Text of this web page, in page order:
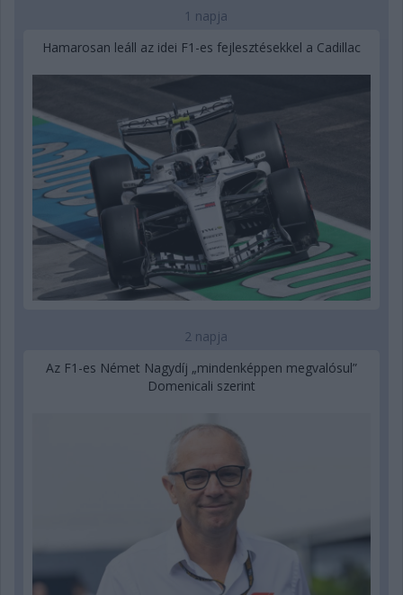
1 napja
Hamarosan leáll az idei F1-es fejlesztésekkel a Cadillac
2 napja
Az F1-es Német Nagydíj „mindenképpen megvalósul”
Domenicali szerint